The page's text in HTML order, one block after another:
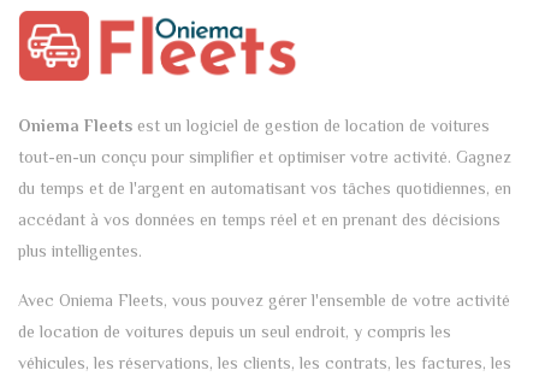
Oniema Fleetsest un logiciel de gestion de location de voitures
tout-en-un conçu pour simplifier et optimiser votre activité. Gagnez
du temps et de l'argent en automatisant vos tâches quotidiennes, en
accédant à vos données en temps réel et en prenant des décisions
plus intelligentes.
Avec Oniema Fleets, vous pouvez gérer l'ensemble de votre activité
de location de voitures depuis un seul endroit, y compris les
véhicules, les réservations, les clients, les contrats, les factures, les